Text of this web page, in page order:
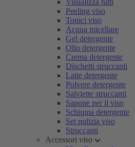
Visualizza tutti
Peeling viso
Tonici viso
Acqua micellare
Gel detergente
Olio detergente
Crema detergente
Dischetti struccanti
Latte detergente
Polvere detergente
Salviette struccanti
Sapone per il viso
Schiuma detergente
Set pulizia viso
Struccanti
Accessori viso